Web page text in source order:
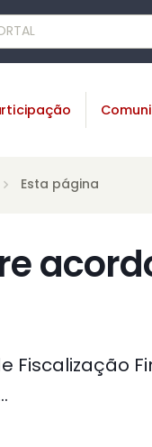
Esta página
Fiscalização